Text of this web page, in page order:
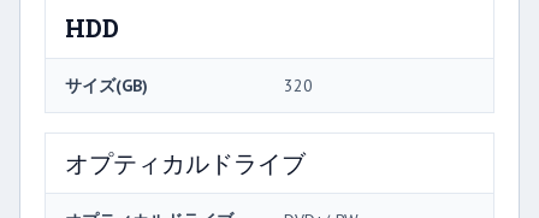
HDD
サイズ(GB) 320
オプティカルドライブ